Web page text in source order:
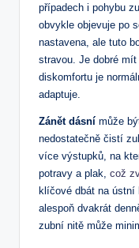
případech i pohybu
obvykle objevuje po
nastavena, ale tuto
stravou. Je dobré
diskomfortu je
adaptuje.
Zánět dásní může
nedostatečně čistí
více výstupků, na
potravy a plak, což
klíčové dbát na ústní
alespoň dvakrát
zubní nitě může